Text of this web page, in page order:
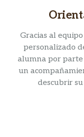
Gracias al
personalizado
alumna por
un
descubrir